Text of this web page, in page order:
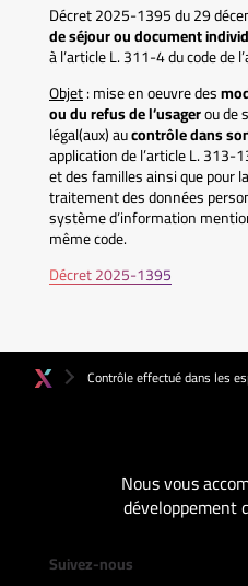
Décret 2025-1395 du 29
de séjour ou document
à l’article L. 311-4 du code de
Objet: mise en oeuvre des
ou du refus de l’usagerou de
légal(aux) aucontrôle dans
application de l’article L. 313-
et des familles ainsi que pour
traitement des données
système d’information
même code.
Décret 2025-1395
Contrôle effectué dans les
Nous vous
développement
Suivez-nous